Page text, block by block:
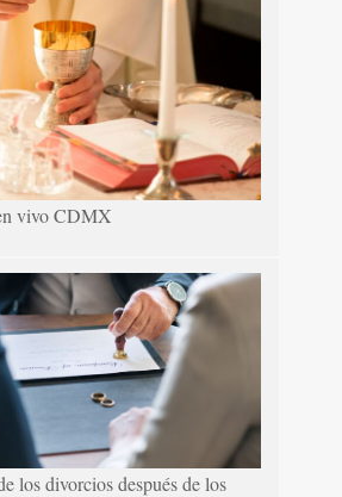
vivo CDMX
los divorcios después de los